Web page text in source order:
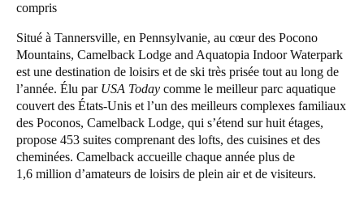
USA
English
EnglishFrançais
Enregistrer la nouvelle sélection comme choix par défaut
compris
Situé à Tannersville, en Pennsylvanie, au cœur des Pocono
Mountains, Camelback Lodge and Aquatopia Indoor Waterpark
est une destination de loisirs et de ski très prisée tout au long de
l’année. Élu par USA Today comme le meilleur parc aquatique
couvert des États-Unis et l’un des meilleurs complexes familiaux
des Poconos, Camelback Lodge, qui s’étend sur huit étages,
propose 453 suites comprenant des lofts, des cuisines et des
cheminées. Camelback accueille chaque année plus de
1,6 million d’amateurs de loisirs de plein air et de visiteurs.